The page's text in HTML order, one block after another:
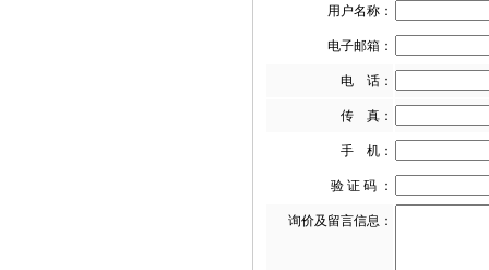
用户名称：
电子邮箱：
电 话：
传 真：
手 机：
验 证 码 ：
询价及留言信息：